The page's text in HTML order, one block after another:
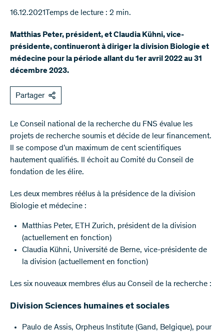
16.12.2021 Temps de lecture : 2 min.
Matthias Peter, président, et Claudia Kühni, vice-
présidente, continueront à diriger la division Biologie et
médecine pour la période allant du 1er avril 2022 au 31
décembre 2023.
Partager
Le Conseil national de la recherche du FNS évalue les
projets de recherche soumis et décide de leur financement.
Il se compose d’un maximum de cent scientifiques
hautement qualifiés. Il échoit au Comité du Conseil de
fondation de les élire.
Les deux membres réélus à la présidence de la division
Biologie et médecine :
Matthias Peter, ETH Zurich, président de la division
(actuellement en fonction)
Claudia Kühni, Université de Berne, vice-présidente de
la division (actuellement en fonction)
Les six nouveaux membres élus au Conseil de la recherche :
Division Sciences humaines et sociales
Paulo de Assis, Orpheus Institute (Gand, Belgique), pour